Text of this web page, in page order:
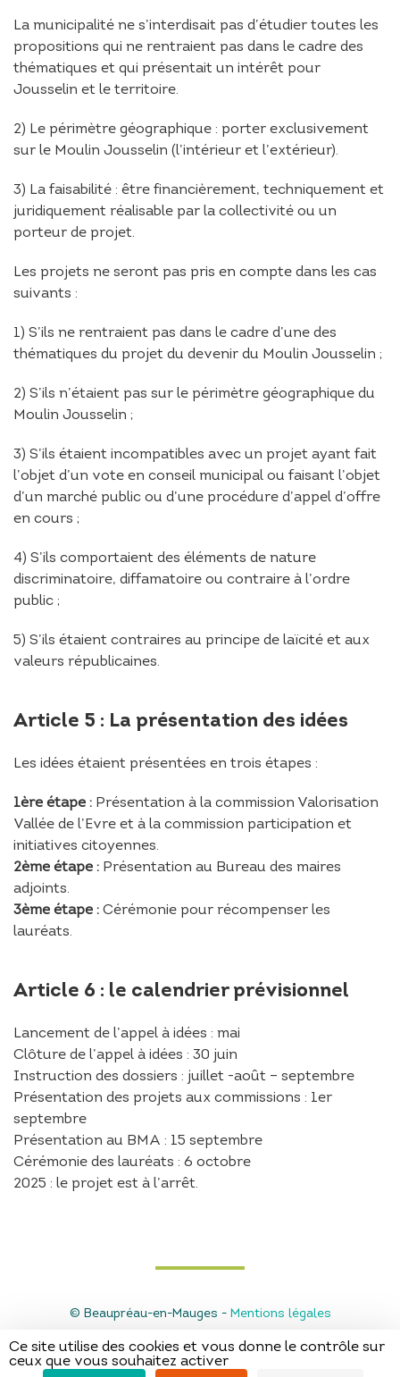
La municipalité ne s’interdisait pas d’étudier toutes les
propositions qui ne rentraient pas dans le cadre des
thématiques et qui présentait un intérêt pour
Jousselin et le territoire.
2) Le périmètre géographique : porter exclusivement
sur le Moulin Jousselin (l’intérieur et l’extérieur).
3) La faisabilité : être financièrement, techniquement et
juridiquement réalisable par la collectivité ou un
porteur de projet.
Les projets ne seront pas pris en compte dans les cas
suivants :
1) S’ils ne rentraient pas dans le cadre d’une des
thématiques du projet du devenir du Moulin Jousselin ;
2) S’ils n’étaient pas sur le périmètre géographique du
Moulin Jousselin ;
3) S’ils étaient incompatibles avec un projet ayant fait
l’objet d’un vote en conseil municipal ou faisant l’objet
d’un marché public ou d’une procédure d’appel d’offre
en cours ;
4) S’ils comportaient des éléments de nature
discriminatoire, diffamatoire ou contraire à l’ordre
public ;
5) S’ils étaient contraires au principe de laïcité et aux
valeurs républicaines.
Article 5 : La présentation des idées
Les idées étaient présentées en trois étapes :
1ère étape : Présentation à la commission Valorisation
Vallée de l’Evre et à la commission participation et
initiatives citoyennes.
2ème étape : Présentation au Bureau des maires
adjoints.
3ème étape : Cérémonie pour récompenser les
lauréats.
Article 6 : le calendrier prévisionnel
Lancement de l’appel à idées : mai
Clôture de l’appel à idées : 30 juin
Instruction des dossiers : juillet -août – septembre
Présentation des projets aux commissions : 1er
septembre
Présentation au BMA : 15 septembre
Cérémonie des lauréats : 6 octobre
2025 : le projet est à l’arrêt.
© Beaupréau-en-Mauges - Mentions légales
Ce site utilise des cookies et vous donne le contrôle sur
ceux que vous souhaitez activer